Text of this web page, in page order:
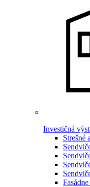
Investičná
Strešné